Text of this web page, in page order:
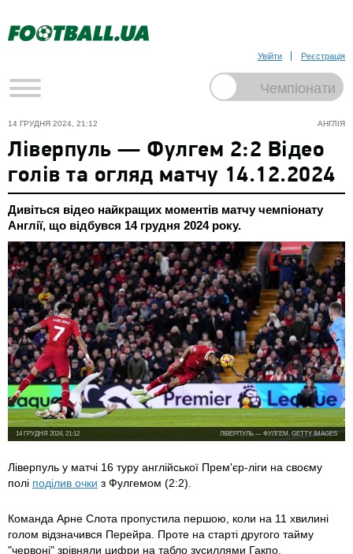
Увійти Реєстрація
АНГЛІЯ
14 ГРУДНЯ 2024, 21:12
Ліверпуль — Фулгем 2:2 Відео
голів та огляд матчу 14.12.2024
Дивіться відео найкращих моментів матчу чемпіонату
Англії, що відбувся 14 грудня 2024 року.
ЛІВЕРПУЛЬ — ФУЛГЕМ, GETTY IMAGES
14 ГРУДНЯ 2024, 21:12
Ліверпуль у матчі 16 туру англійської Прем'єр-ліги на своєму
полі поділив очки з Фулгемом (2:2).
Команда Арне Слота пропустила першою, коли на 11 хвилині
голом відзначився Перейра. Проте на старті другого тайму
"червоні" зрівняли цифри на табло зусиллями Гакпо.